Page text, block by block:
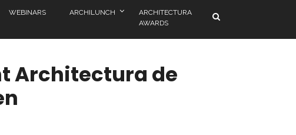
WEBINARS ARCHILUNCH
ARCHITECTURA
AWARDS
Architectura de